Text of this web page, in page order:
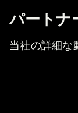
パートナ
当社の詳細な